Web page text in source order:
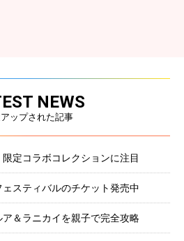
NEWS
ップされた記事
定コラボコレクションに注目
スティバルのチケット発売中
＆ラニカイを親子で完全攻略